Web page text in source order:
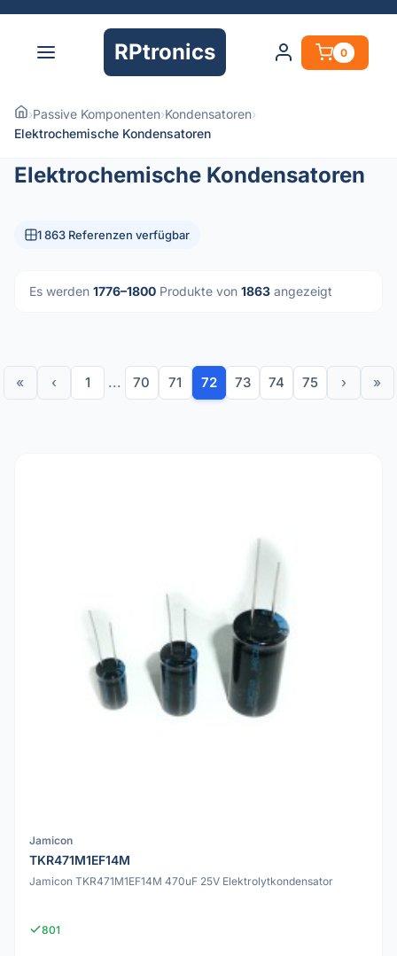
RPtronics 0
›Passive Komponenten›Kondensatoren›
Elektrochemische Kondensatoren
Elektrochemische Kondensatoren
1 863 Referenzen verfügbar
Es werden 1776–1800 Produkte von 1863 angezeigt
« ‹ 1 ... 70 71 72 73 74 75 › »
Jamicon
TKR471M1EF14M
Jamicon TKR471M1EF14M 470uF 25V Elektrolytkondensator
801